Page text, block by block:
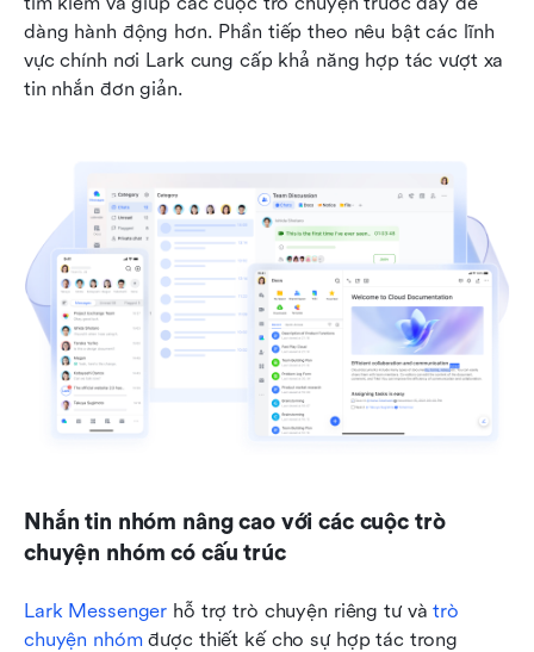
dàng hành động hơn. Phần tiếp theo nêu bật các lĩnh
vực chính nơi Lark cung cấp khả năng hợp tác vượt xa
tin nhắn đơn giản.
Nhắn tin nhóm nâng cao với các cuộc trò
chuyện nhóm có cấu trúc
Lark Messenger hỗ trợ trò chuyện riêng tư và trò
chuyện nhóm được thiết kế cho sự hợp tác trong